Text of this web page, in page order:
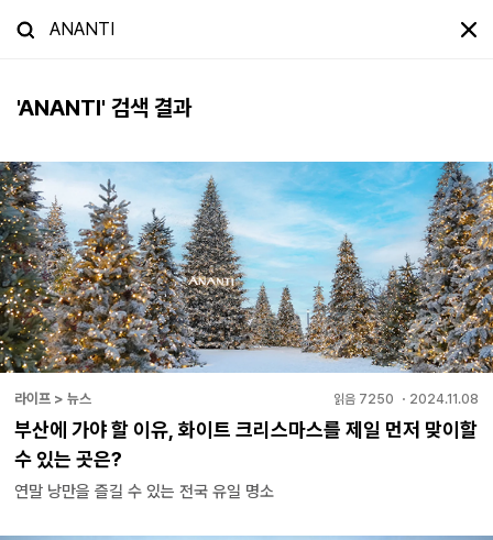
'ANANTI' 검색 결과
라이프 > 뉴스 읽음 7250 ・ 2024.11.08
부산에 가야 할 이유, 화이트 크리스마스를 제일 먼저 맞이할
수 있는 곳은?
연말 낭만을 즐길 수 있는 전국 유일 명소